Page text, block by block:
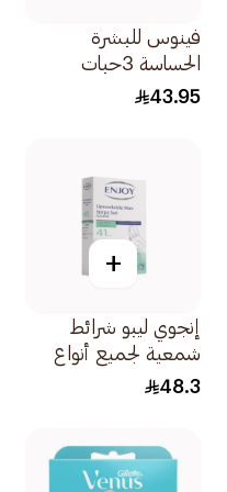
فينوس للبشرة
الحساسة 3حبات
43.95
+
إنجوي ليبو شرائط
شمعية لجميع أنواع
البشرة 41قطعة
48.3